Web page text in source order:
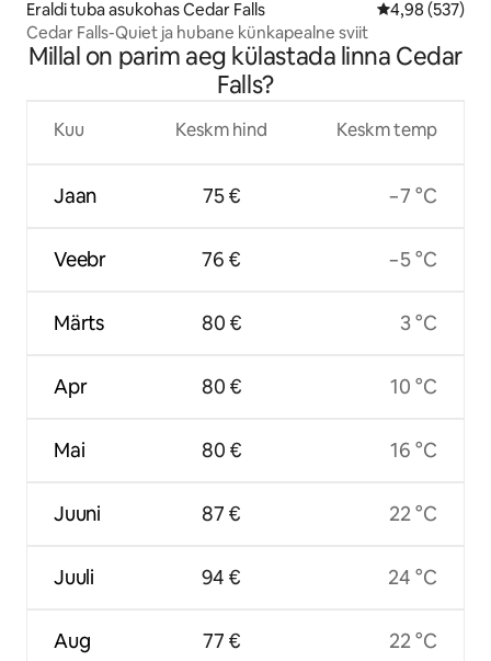
Eraldi tuba asukohas Cedar Falls Keskmine
4,98 (537)
Cedar Falls-Quiet ja hubane künkapealne sviit
Millal on parim aeg külastada linna Cedar
Falls?
Kuu
Jaan
Veebr
Märts
Apr
Mai
Juuni
Juuli
Aug
Keskm hind
75 €
76 €
80 €
80 €
80 €
87 €
94 €
77 €
Keskm temp
−7 °C
−5 °C
3 °C
10 °C
16 °C
22 °C
24 °C
22 °C